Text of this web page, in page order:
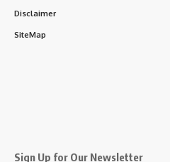
Disclaimer
SiteMap
Sign Up for Our Newsletter